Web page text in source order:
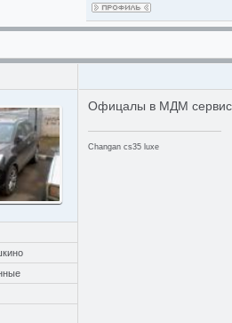
Офицалы в МДМ сервис
Changan cs35 luxe